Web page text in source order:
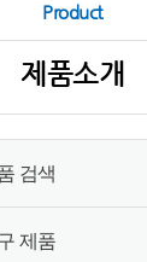
Product
제품소개
검색
제품